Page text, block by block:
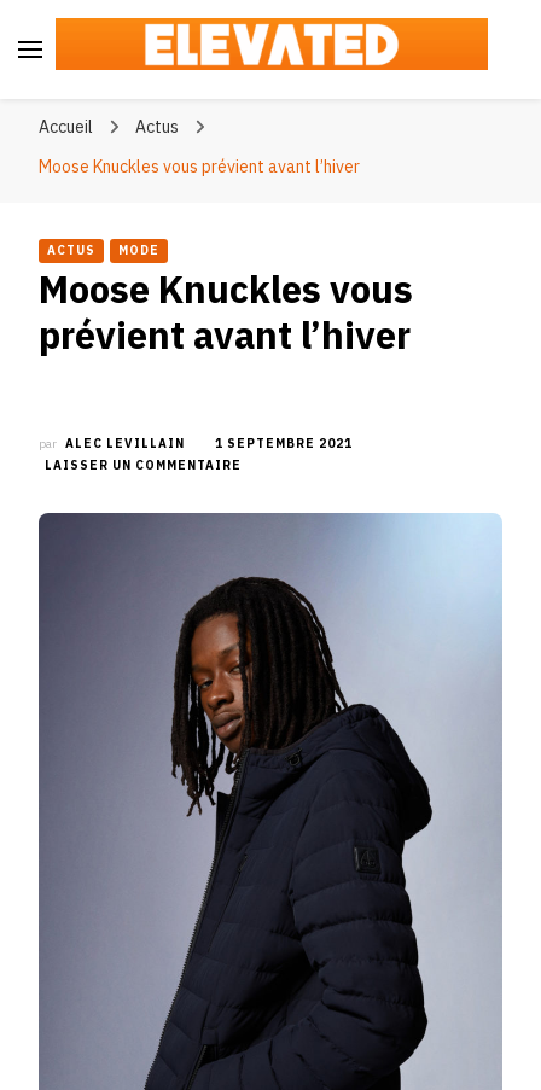
Accueil
Actus
Moose Knuckles vous prévient avant l’hiver
ACTUS MODE
Moose Knuckles vous
prévient avant l’hiver
par ALEC LEVILLAIN
1 SEPTEMBRE 2021
LAISSER UN COMMENTAIRE
AVANT
L’HIVER